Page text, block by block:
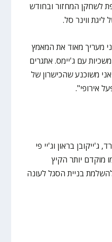
לשחקן המחזור ובחודש
ווינר סל.
מעריך מאוד את המאמץ
עם ג'יימס. אתגרים
משוכנע שהכישרון של
אירופי".
בראון וג'יי פי
מוקדם יותר הקיץ
בניית הסגל לעונה